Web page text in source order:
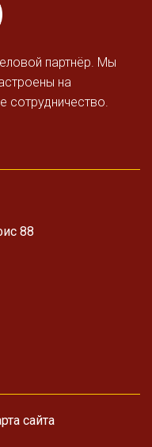
партнёр. Мы
на
сотрудничество.
88
сайта